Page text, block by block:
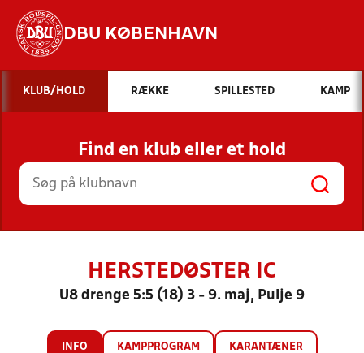
DBU KØBENHAVN
Hvad vil du søge efter?
INDHOLD OG NYHEDER
STILLINGER, RESULTATER, KLUBBER OG
HOLD
KLUB/HOLD RÆKKE SPILLESTED KAMP
Find en klub eller et hold
HERSTEDØSTER IC
U8 drenge 5:5 (18) 3 - 9. maj, Pulje 9
INFO KAMPPROGRAM KARANTÆNER